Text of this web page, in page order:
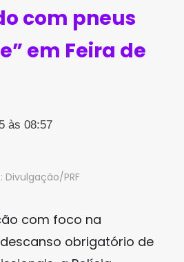
com pneus
em Feira de
às 08:57
Divulgação/PRF
com foco na
obrigatório de